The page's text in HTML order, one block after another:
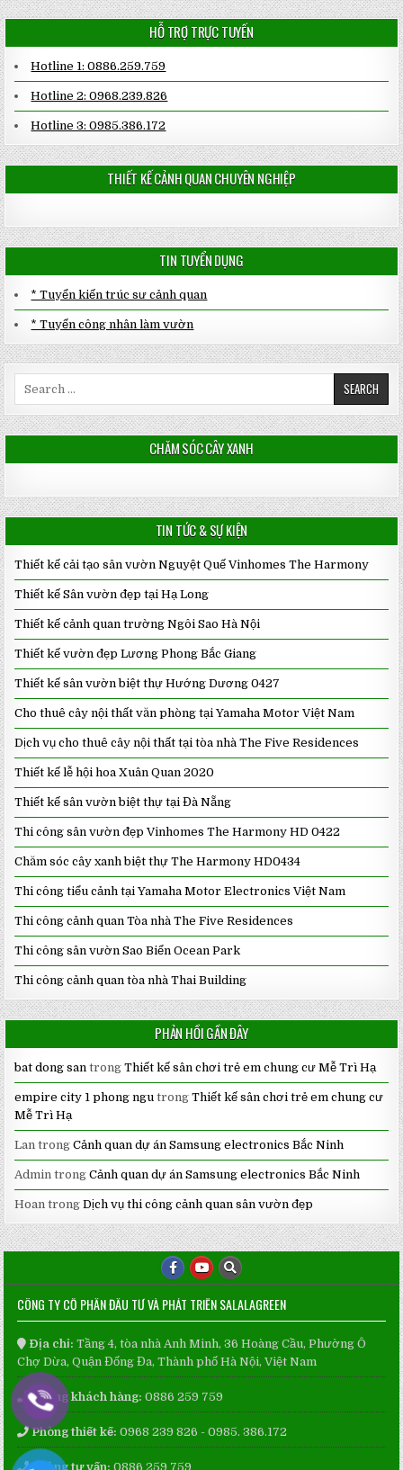
HỖ TRỢ TRỰC TUYẾN
Hotline 1: 0886.259.759
Hotline 2: 0968.239.826
Hotline 3: 0985.386.172
THIẾT KẾ CẢNH QUAN CHUYÊN NGHIỆP
TIN TUYỂN DỤNG
* Tuyển kiến trúc sư cảnh quan
* Tuyển công nhân làm vườn
CHĂM SÓC CÂY XANH
TIN TỨC & SỰ KIỆN
Thiết kế cải tạo sân vườn Nguyệt Quế Vinhomes The Harmony
Thiết kế Sân vườn đẹp tại Hạ Long
Thiết kế cảnh quan trường Ngôi Sao Hà Nội
Thiết kế vườn đẹp Lương Phong Bắc Giang
Thiết kế sân vườn biệt thự Hướng Dương 0427
Cho thuê cây nội thất văn phòng tại Yamaha Motor Việt Nam
Dịch vụ cho thuê cây nội thất tại tòa nhà The Five Residences
Thiết kế lễ hội hoa Xuân Quan 2020
Thiết kế sân vườn biệt thự tại Đà Nẵng
Thi công sân vườn đẹp Vinhomes The Harmony HD 0422
Chăm sóc cây xanh biệt thự The Harmony HD0434
Thi công tiểu cảnh tại Yamaha Motor Electronics Việt Nam
Thi công cảnh quan Tòa nhà The Five Residences
Thi công sân vườn Sao Biển Ocean Park
Thi công cảnh quan tòa nhà Thai Building
PHẢN HỒI GẦN ĐÂY
bat dong san trongThiết kế sân chơi trẻ em chung cư Mễ Trì Hạ
empire city 1 phong ngu trongThiết kế sân chơi trẻ em chung cư
Mễ Trì Hạ
Lan trongCảnh quan dự án Samsung electronics Bắc Ninh
Admin trongCảnh quan dự án Samsung electronics Bắc Ninh
Hoan trongDịch vụ thi công cảnh quan sân vườn đẹp
CÔNG TY CỔ PHẦN ĐẦU TƯ VÀ PHÁT TRIỂN SALALAGREEN
Địa chỉ: Tầng 4, tòa nhà Anh Minh, 36 Hoàng Cầu, Phường Ô
Chợ Dừa, Quận Đống Đa, Thành phố Hà Nội, Việt Nam
Phòng khách hàng: 0886 259 759
Phòng thiết kế: 0968 239 826 - 0985. 386.172
Phòng tư vấn: 0886 259 759